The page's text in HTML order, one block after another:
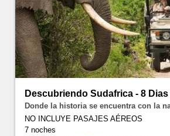
Descubriendo Sudafrica - 8
Donde la historia se encuentra con la
NO INCLUYE PASAJES AÉREOS
7 noches